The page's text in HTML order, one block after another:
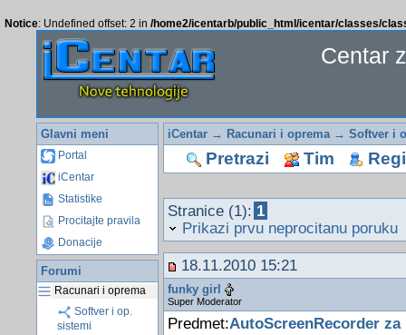
Notice: Undefined offset: 2 in /home2/icentarb/public_html/icentar/classes/
Centar
Glavni meni
Portal
iCentar
Statistike
Procitajte pravila
Donacije
Forumi
Racunari i oprema
Softver i op.
sistemi
iCentar→ Racunari i oprema→ Softver i
Pretrazi Tim
Stranice (1): 1
Prikazi prvu neprocitanu poruku
18.11.2010 15:21
funky girl
Super Moderator
Predmet:AutoScreenRecorder